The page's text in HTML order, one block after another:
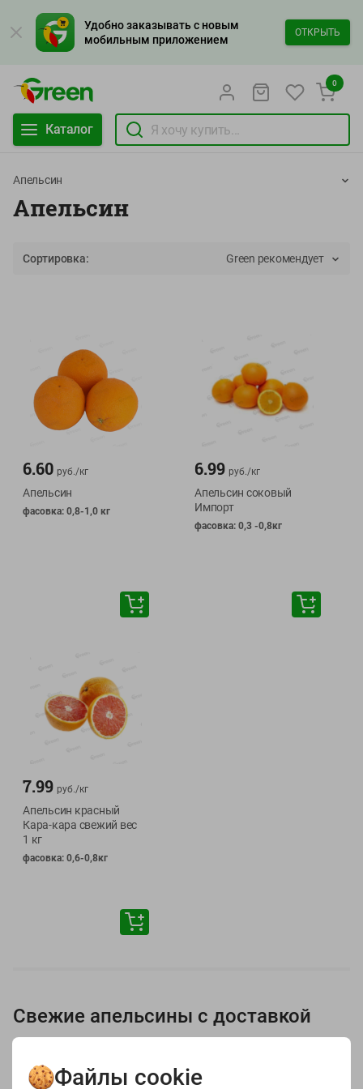
Удобно заказывать с новым
мобильным приложением
ОТКРЫТЬ
Каталог
0
Апельсин
Апельсин
Сортировка: Green рекомендует
6.60 руб./кг
Апельсин
фасовка: 0,8-1,0 кг
6.99 руб./кг
Апельсин соковый
Импорт
фасовка: 0,3 -0,8кг
7.99 руб./кг
Апельсин красный
Кара-кара свежий вес
1 кг
фасовка: 0,6-0,8кг
Свежие апельсины с доставкой
которые станут великолепным дополнением к вашему рациону.
Апельсины — это не только вкусное угощение, но и источник
Файлы cookie